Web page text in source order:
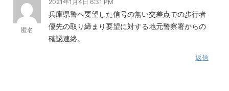
匿名
2021年1月4日 6:31 PM
兵庫県警へ要望した信号の無い交差点での歩行者
優先の取り締まり要望に対する地元警察署からの
確認連絡。
返信